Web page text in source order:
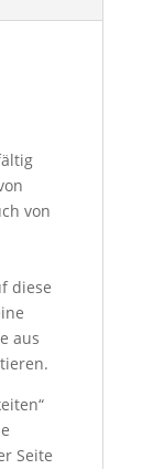
von
diese
aus
Seite